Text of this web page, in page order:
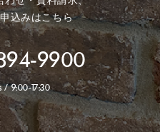
込みはこちら
9900
/ 9:00-17:30